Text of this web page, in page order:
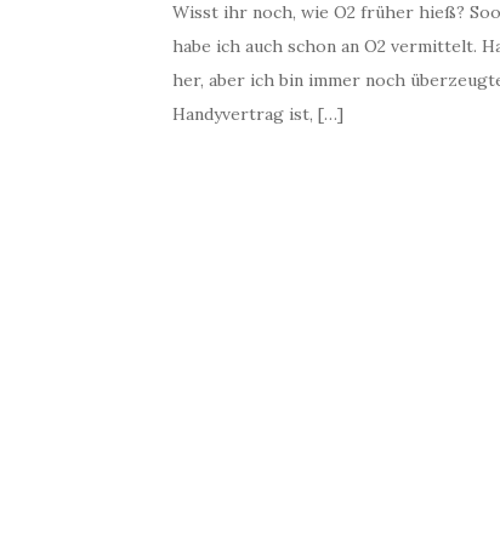
Wisst ihr noch, wie O2 früher hieß?
habe ich auch schon an O2 vermittelt.
her, aber ich bin immer noch
Handyvertrag ist, […]